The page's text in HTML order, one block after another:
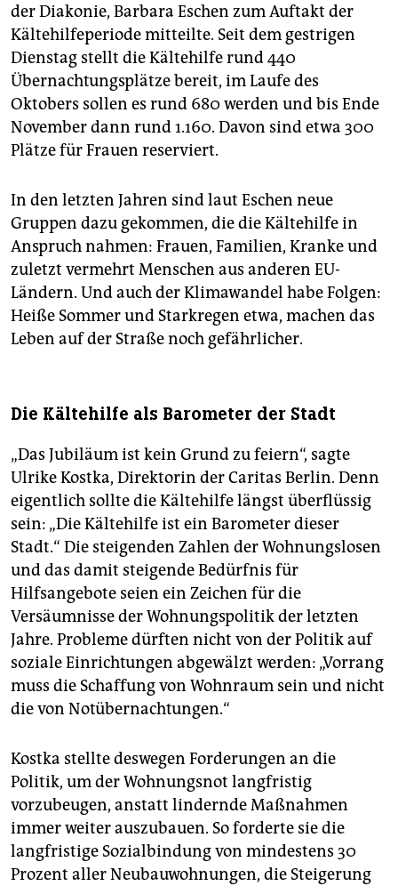
der Diakonie, Barbara Eschen zum Auftakt der
Kältehilfeperiode mitteilte. Seit dem gestrigen
Dienstag stellt die Kältehilfe rund 440
Übernachtungsplätze bereit, im Laufe des
Oktobers sollen es rund 680 werden und bis Ende
November dann rund 1.160. Davon sind etwa 300
Plätze für Frauen reserviert.
In den letzten Jahren sind laut Eschen neue
Gruppen dazu gekommen, die die Kältehilfe in
Anspruch nahmen: Frauen, Familien, Kranke und
zuletzt vermehrt Menschen aus anderen EU-
Ländern. Und auch der Klimawandel habe Folgen:
Heiße Sommer und Starkregen etwa, machen das
Leben auf der Straße noch gefährlicher.
Die Kältehilfe als Barometer der Stadt
„Das Jubiläum ist kein Grund zu feiern“, sagte
Ulrike Kostka, Direktorin der Caritas Berlin. Denn
eigentlich sollte die Kältehilfe längst überflüssig
sein: „Die Kältehilfe ist ein Barometer dieser
Stadt.“ Die steigenden Zahlen der Wohnungslosen
und das damit steigende Bedürfnis für
Hilfsangebote seien ein Zeichen für die
Versäumnisse der Wohnungspolitik der letzten
Jahre. Probleme dürften nicht von der Politik auf
soziale Einrichtungen abgewälzt werden: „Vorrang
muss die Schaffung von Wohnraum sein und nicht
die von Notübernachtungen.“
Kostka stellte deswegen Forderungen an die
Politik, um der Wohnungsnot langfristig
vorzubeugen, anstatt lindernde Maßnahmen
immer weiter auszubauen. So forderte sie die
langfristige Sozialbindung von mindestens 30
Prozent aller Neubauwohnungen, die Steigerung